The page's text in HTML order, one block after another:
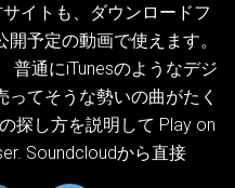
イトも、ダウンロードフ
予定の動画で使えます。
普通にiTunesのようなデジ
てそうな勢いの曲がたく
探し方を説明して Play on
Soundcloudから直接